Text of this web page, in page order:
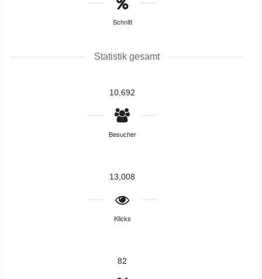
Schnitt
Statistik gesamt
10,692
Besucher
13,008
Klicks
82